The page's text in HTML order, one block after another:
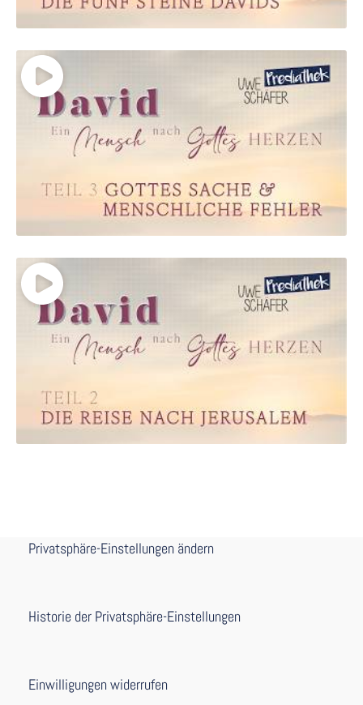
Privatsphäre-Einstellungen ändern
Historie der Privatsphäre-Einstellungen
Einwilligungen widerrufen